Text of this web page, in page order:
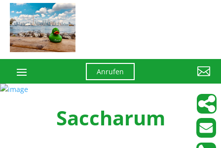
Anrufen 
Saccharum